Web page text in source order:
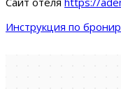
Инструкция по